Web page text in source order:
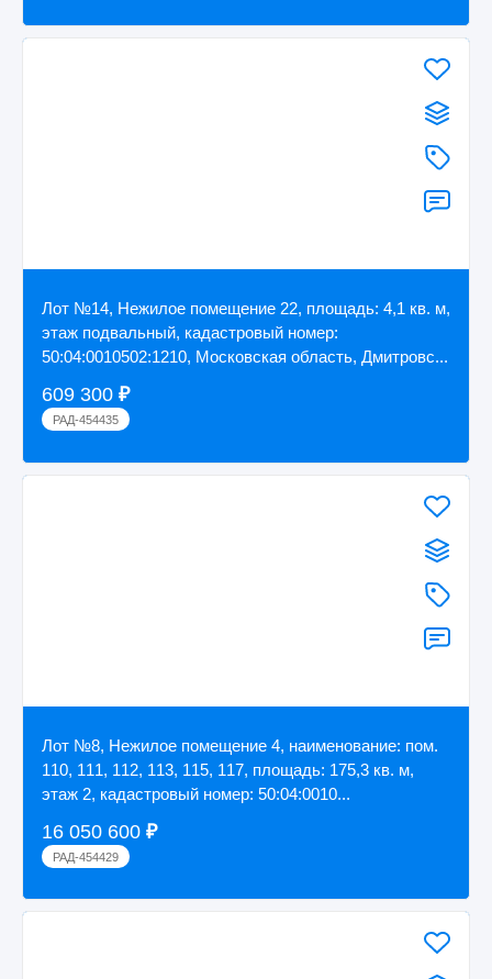
Лот №14, Нежилое помещение 22, площадь: 4,1 кв. м,
этаж подвальный, кадастровый номер:
50:04:0010502:1210, Московская область, Дмитровс...
609 300 ₽
РАД-454435
Лот №8, Нежилое помещение 4, наименование: пом.
110, 111, 112, 113, 115, 117, площадь: 175,3 кв. м,
этаж 2, кадастровый номер: 50:04:0010...
16 050 600 ₽
РАД-454429